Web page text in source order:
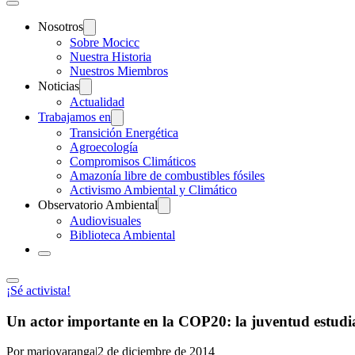
Nosotros
Sobre Mocicc
Nuestra Historia
Nuestros Miembros
Noticias
Actualidad
Trabajamos en
Transición Energética
Agroecología
Compromisos Climáticos
Amazonía libre de combustibles fósiles
Activismo Ambiental y Climático
Observatorio Ambiental
Audiovisuales
Biblioteca Ambiental
¡Sé activista!
Un actor importante en la COP20: la juventud
Por marioyaranga|2 de diciembre de 2014